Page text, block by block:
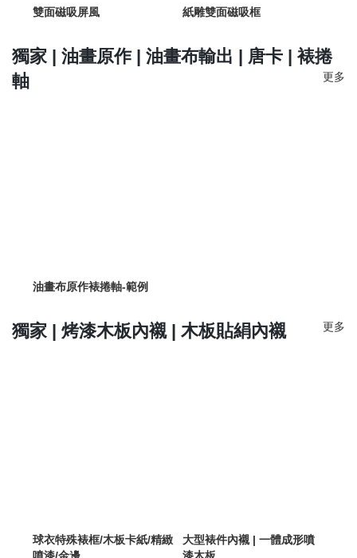
雙面磁吸屏風 紙雕雙面磁吸框
獨家 | 油畫原作 | 油畫布輸出 | 唐卡 | 裱捲
軸
更多
油畫布原作裱捲軸-範例
獨家 | 烤漆木板內襯 | 木板貼絹內襯 更多
球衣特殊裱框/木板卡紙/精緻
大型裱件內襯 | 一體成形噴